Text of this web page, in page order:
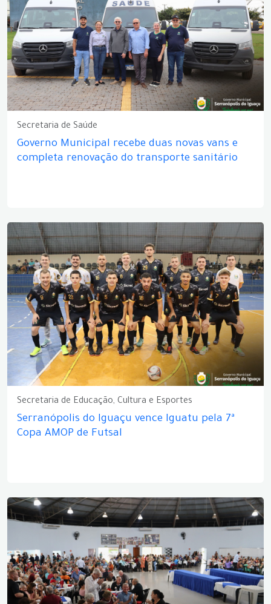
Secretaria de Saúde
Governo Municipal recebe duas novas vans e
completa renovação do transporte sanitário
Secretaria de Educação, Cultura e Esportes
Serranópolis do Iguaçu vence Iguatu pela 7ª
Copa AMOP de Futsal